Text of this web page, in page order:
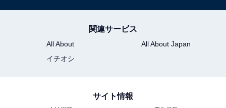
関連サービス
All About
All About Japan
イチオシ
サイト情報